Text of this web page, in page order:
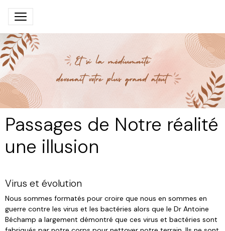
Passages de Notre réalité
une illusion
Virus et évolution
Nous sommes formatés pour croire que nous en sommes en
guerre contre les virus et les bactéries alors que le Dr Antoine
Béchamp a largement démontré que ces virus et bactéries sont